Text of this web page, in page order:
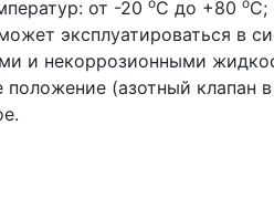
от -20
С до +80
С;
эксплуатироваться в
и некоррозионными
положение (азотный клапан